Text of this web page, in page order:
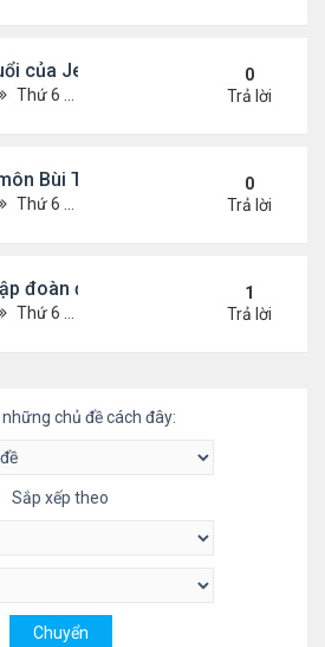
của Jennifer Phạm
Thứ 6 Tháng 7 24, 2026 6:18 pm
0
Trả lời
Bùi Tiến Dũng 'hút like' khi ...
Thứ 6 Tháng 7 24, 2026 6:12 pm
0
Trả lời
đoàn đẹp như dv HQ
Thứ 6 Tháng 7 24, 2026 5:58 pm
1
Trả lời
những chủ đề cách đây:
Sắp xếp theo